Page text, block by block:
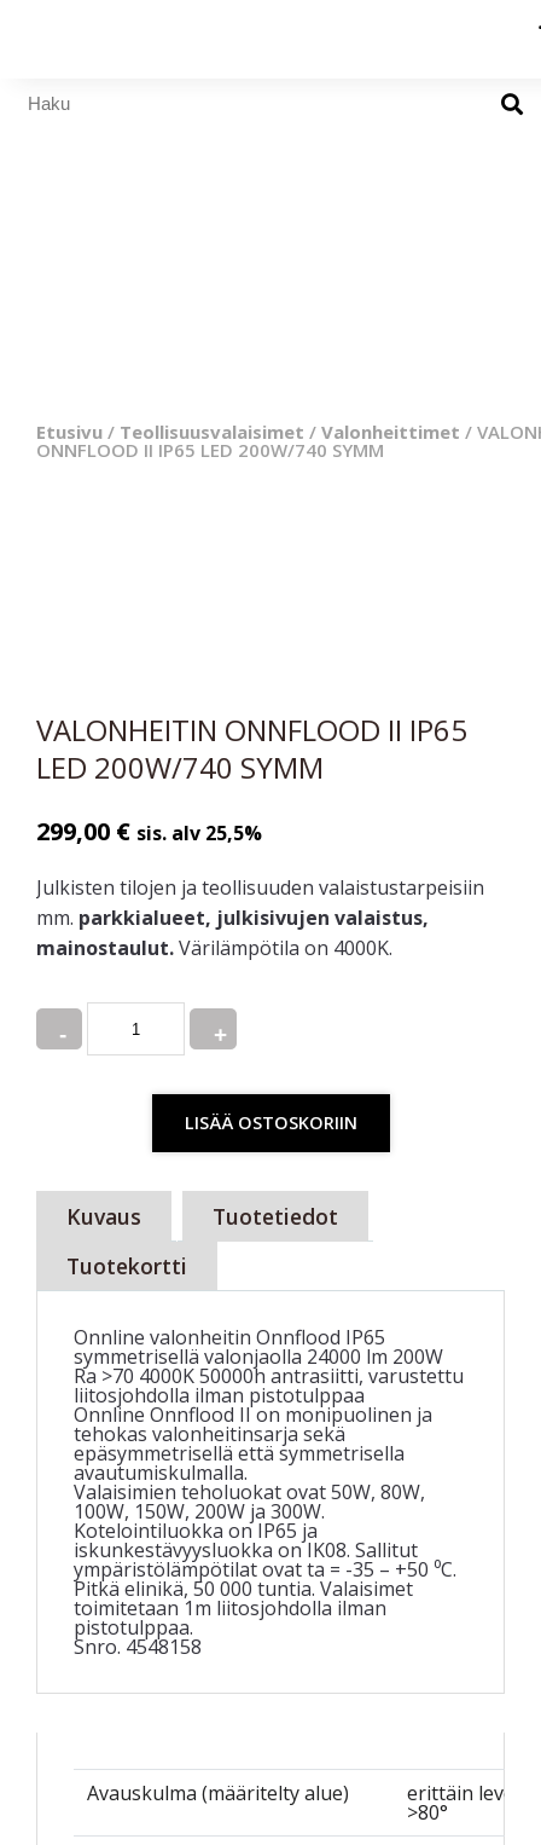
Etusivu / Teollisuusvalaisimet / Valonheittimet /
ONNFLOOD II IP65 LED 200W/740 SYMM
VALONHEITIN ONNFLOOD II IP65
LED 200W/740 SYMM
299,00 € sis. alv 25,5%
Julkisten tilojen ja teollisuuden valaistustarpeisiin
mm. parkkialueet, julkisivujen valaistus,
mainostaulut.Värilämpötila on 4000K.
Quantity
LISÄÄ OSTOSKORIIN
Kuvaus
Tuotetiedot
Tuotekortti
Onnline valonheitin Onnflood IP65
symmetrisellä valonjaolla 24000 lm 200W
Ra >70 4000K 50000h antrasiitti, varustettu
liitosjohdolla ilman pistotulppaa
Onnline Onnflood II on monipuolinen ja
tehokas valonheitinsarja sekä
epäsymmetrisellä että symmetrisella
avautumiskulmalla.
Valaisimien teholuokat ovat 50W, 80W,
100W, 150W, 200W ja 300W.
Kotelointiluokka on IP65 ja
iskunkestävyysluokka on IK08. Sallitut
ympäristölämpötilat ovat ta = -35 – +50 ⁰C.
Pitkä elinikä, 50 000 tuntia. Valaisimet
toimitetaan 1m liitosjohdolla ilman
pistotulppaa.
Snro. 4548158
Avauskulma (määritelty alue) erittäin leveä
>80°